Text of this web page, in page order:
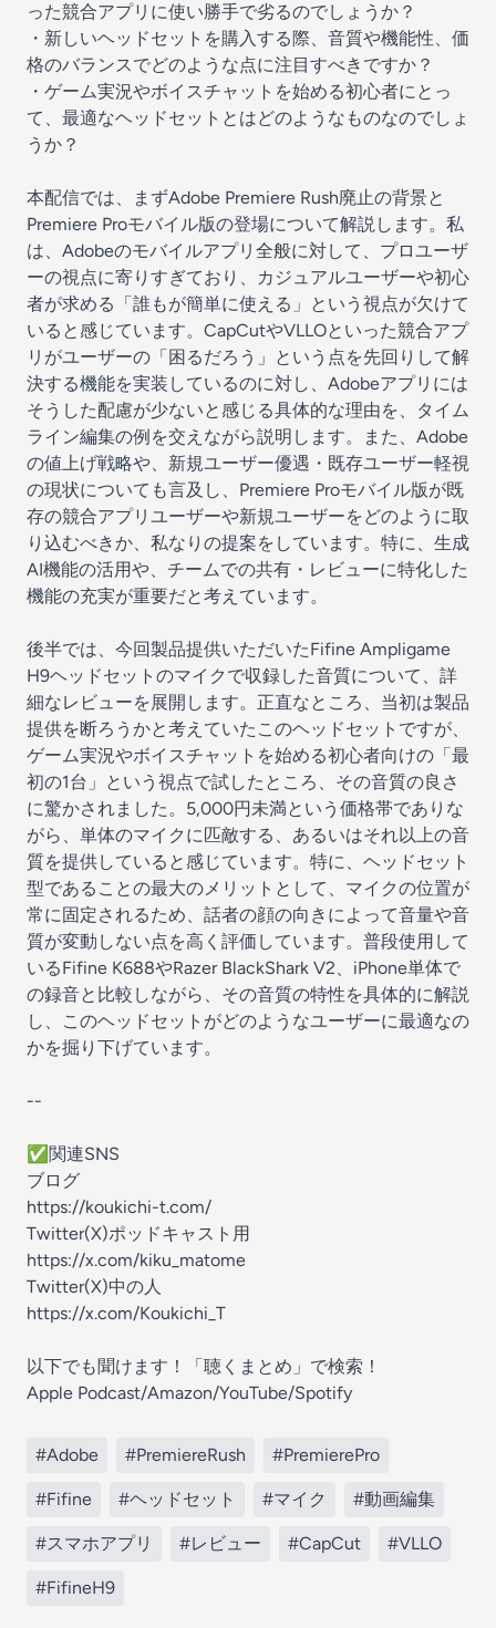
った競合アプリに使い勝手で劣るのでしょうか？
・新しいヘッドセットを購入する際、音質や機能性、価
格のバランスでどのような点に注目すべきですか？
・ゲーム実況やボイスチャットを始める初心者にとっ
て、最適なヘッドセットとはどのようなものなのでしょ
うか？
本配信では、まずAdobe Premiere Rush廃止の背景と
Premiere Proモバイル版の登場について解説します。私
は、Adobeのモバイルアプリ全般に対して、プロユーザ
ーの視点に寄りすぎており、カジュアルユーザーや初心
者が求める「誰もが簡単に使える」という視点が欠けて
いると感じています。CapCutやVLLOといった競合アプ
リがユーザーの「困るだろう」という点を先回りして解
決する機能を実装しているのに対し、Adobeアプリには
そうした配慮が少ないと感じる具体的な理由を、タイム
ライン編集の例を交えながら説明します。また、Adobe
の値上げ戦略や、新規ユーザー優遇・既存ユーザー軽視
の現状についても言及し、Premiere Proモバイル版が既
存の競合アプリユーザーや新規ユーザーをどのように取
り込むべきか、私なりの提案をしています。特に、生成
AI機能の活用や、チームでの共有・レビューに特化した
機能の充実が重要だと考えています。
後半では、今回製品提供いただいたFifine Ampligame
H9ヘッドセットのマイクで収録した音質について、詳
細なレビューを展開します。正直なところ、当初は製品
提供を断ろうかと考えていたこのヘッドセットですが、
ゲーム実況やボイスチャットを始める初心者向けの「最
初の1台」という視点で試したところ、その音質の良さ
に驚かされました。5,000円未満という価格帯でありな
がら、単体のマイクに匹敵する、あるいはそれ以上の音
質を提供していると感じています。特に、ヘッドセット
型であることの最大のメリットとして、マイクの位置が
常に固定されるため、話者の顔の向きによって音量や音
質が変動しない点を高く評価しています。普段使用して
いるFifine K688やRazer BlackShark V2、iPhone単体で
の録音と比較しながら、その音質の特性を具体的に解説
し、このヘッドセットがどのようなユーザーに最適なの
かを掘り下げています。
--
✅️関連SNS
ブログ
https://koukichi-t.com/
Twitter(X)ポッドキャスト用
https://x.com/kiku_matome
Twitter(X)中の人
https://x.com/Koukichi_T
以下でも聞けます！「聴くまとめ」で検索！
Apple Podcast/Amazon/YouTube/Spotify
#Adobe #PremiereRush #PremierePro
#Fifine #ヘッドセット #マイク #動画編集
#スマホアプリ #レビュー #CapCut #VLLO
#FifineH9